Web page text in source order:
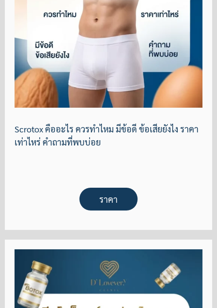
Scrotox คืออะไร ควรทำไหม มีข้อดี ข้อเสียยังไง ราคา
เท่าไหร่ คำถามที่พบบ่อย
ราคา